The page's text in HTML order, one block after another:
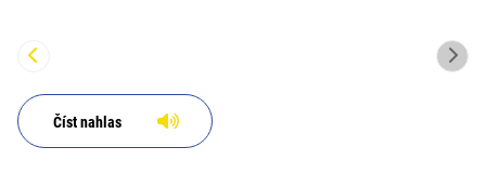
Číst nahlas